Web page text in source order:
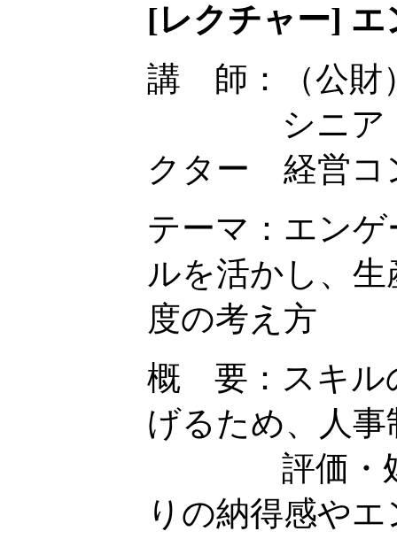
[レクチャー]
講 師：（公財
シニア・コ
クター 経営コ
テーマ：エン
ルを活かし、
度の考え方
概 要：スキル
げるため、人
評価・処遇
りの納得感や